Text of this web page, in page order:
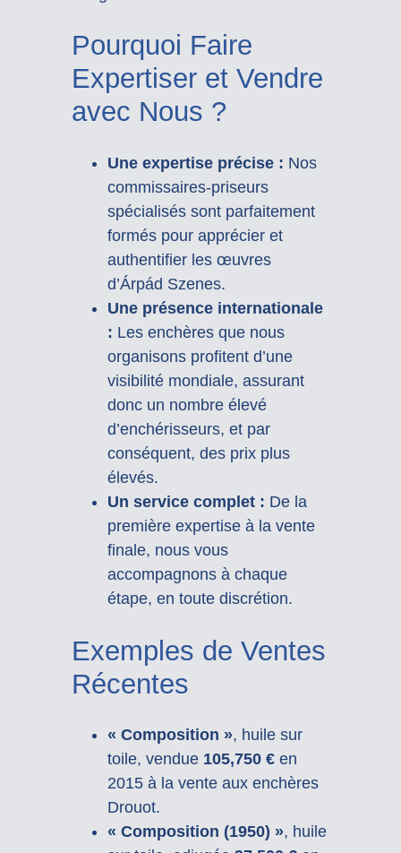
Pourquoi Faire
Expertiser et Vendre
avec Nous ?
Une expertise précise : Nos
commissaires-priseurs
spécialisés sont parfaitement
formés pour apprécier et
authentifier les œuvres
d’Árpád Szenes.
Une présence internationale
: Les enchères que nous
organisons profitent d’une
visibilité mondiale, assurant
donc un nombre élevé
d’enchérisseurs, et par
conséquent, des prix plus
élevés.
Un service complet : De la
première expertise à la vente
finale, nous vous
accompagnons à chaque
étape, en toute discrétion.
Exemples de Ventes
Récentes
« Composition », huile sur
toile, vendue 105,750 €en
2015 à la vente aux enchères
Drouot.
« Composition (1950) », huile